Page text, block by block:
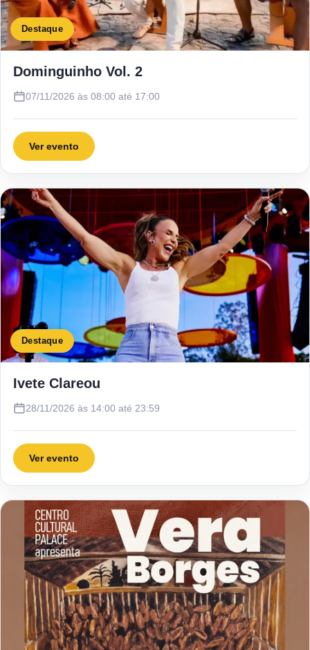
Destaque
Dominguinho Vol. 2
07/11/2026 às 08:00 até 17:00
Ver evento
Destaque
Ivete Clareou
28/11/2026 às 14:00 até 23:59
Ver evento